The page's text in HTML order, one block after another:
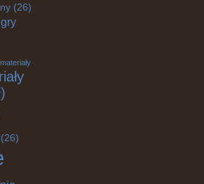
(26)
gry
materiały
(26)